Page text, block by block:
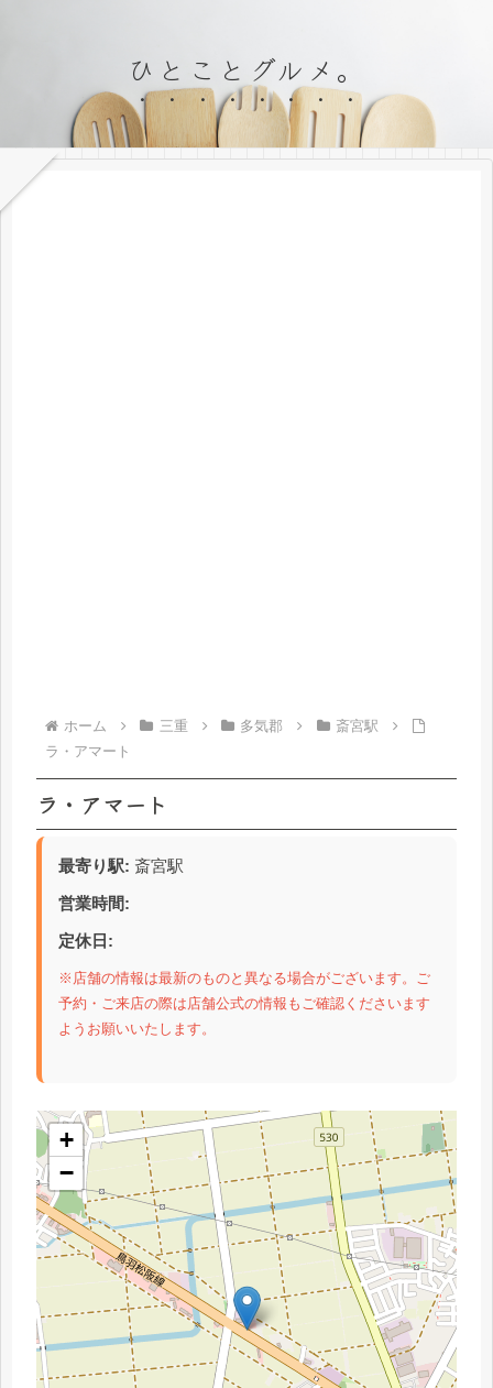
ひとことグルメ。
ホーム 三重 多気郡
斎宮駅
ラ・アマート
ラ・アマート
最寄り駅: 斎宮駅
営業時間:
定休日:
※店舗の情報は最新のものと異なる場合がございます。ご
予約・ご来店の際は店舗公式の情報もご確認くださいます
ようお願いいたします。
+
−